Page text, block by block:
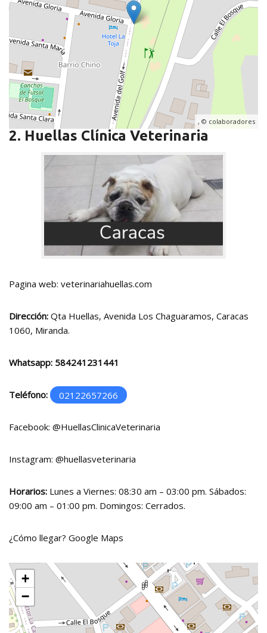
, © colaboradores
2. Huellas Clínica Veterinaria
Pagina web: veterinariahuellas.com
Dirección: Qta Huellas, Avenida Los Chaguaramos, Caracas
1060, Miranda.
Whatsapp: 584241231441
Teléfono: 02122657266
Facebook: @HuellasClinicaVeterinaria
Instagram: @huellasveterinaria
Horarios: Lunes a Viernes: 08:30 am – 03:00 pm. Sábados:
09:00 am – 01:00 pm. Domingos: Cerrados.
¿Cómo llegar? Google Maps
+
−